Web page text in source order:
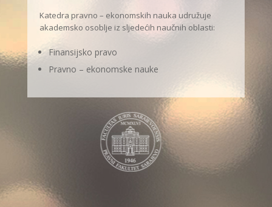
Katedra pravno – ekonomskih nauka udružuje
akademsko osoblje iz sljedećih naučnih oblasti:
Finansijsko pravo
Pravno – ekonomske nauke